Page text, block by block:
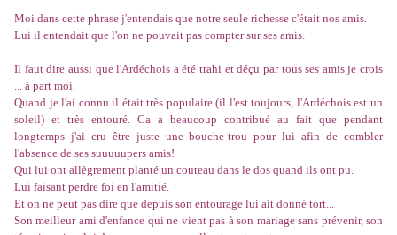
Moi dans cette phrase j'entendais que notre seule richesse c'était nos amis.
Lui il entendait que l'on ne pouvait pas compter sur ses amis.
Il faut dire aussi que l'Ardéchois a été trahi et déçu par tous ses amis je crois
... à part moi.
Quand je l'ai connu il était très populaire (il l'est toujours, l'Ardéchois est un
soleil) et très entouré. Ca a beaucoup contribué au fait que pendant
longtemps j'ai cru être juste une bouche-trou pour lui afin de combler
l'absence de ses suuuuupers amis!
Qui lui ont allègrement planté un couteau dans le dos quand ils ont pu.
Lui faisant perdre foi en l'amitié.
Et on ne peut pas dire que depuis son entourage lui ait donné tort...
Son meilleur ami d'enfance qui ne vient pas à son mariage sans prévenir, son